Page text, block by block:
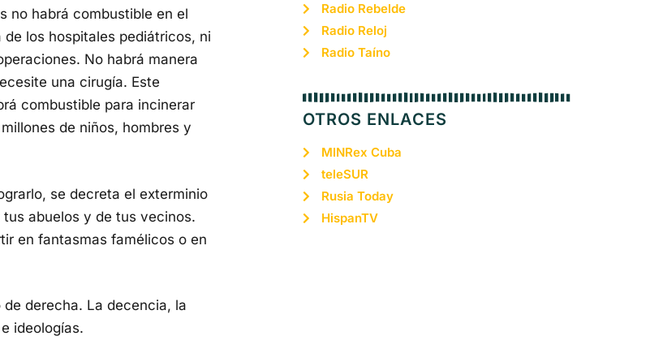
no habrá combustible en el
los hospitales pediátricos, ni
No habrá manera
una cirugía. Este
combustible para incinerar
de niños, hombres y
se decreta el exterminio
abuelos y de tus vecinos.
en fantasmas famélicos o en
derecha. La decencia, la
ideologías.
Radio Rebelde
Radio Reloj
Radio Taíno
OTROS ENLACES
MINRex Cuba
teleSUR
Rusia Today
HispanTV